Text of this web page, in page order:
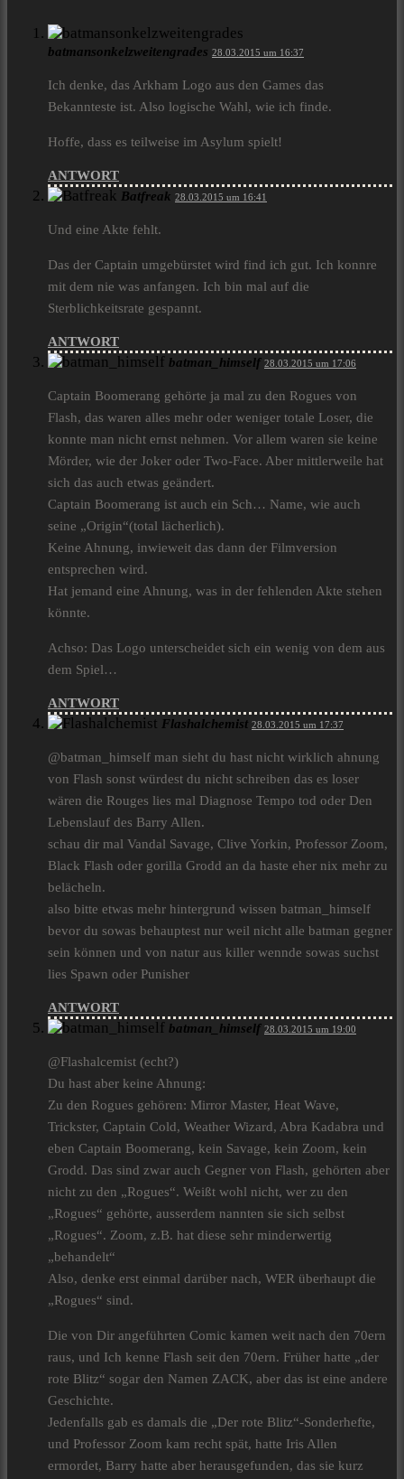
batmansonkelzweitengrades 28.03.2015 um 16:37
Ich denke, das Arkham Logo aus den Games das
Bekannteste ist. Also logische Wahl, wie ich finde.
Hoffe, dass es teilweise im Asylum spielt!
ANTWORT
Batfreak 28.03.2015 um 16:41
Und eine Akte fehlt.
Das der Captain umgebürstet wird find ich gut. Ich konnre
mit dem nie was anfangen. Ich bin mal auf die
Sterblichkeitsrate gespannt.
ANTWORT
batman_himself 28.03.2015 um 17:06
Captain Boomerang gehörte ja mal zu den Rogues von
Flash, das waren alles mehr oder weniger totale Loser, die
konnte man nicht ernst nehmen. Vor allem waren sie keine
Mörder, wie der Joker oder Two-Face. Aber mittlerweile hat
sich das auch etwas geändert.
Captain Boomerang ist auch ein Sch… Name, wie auch
seine „Origin“(total lächerlich).
Keine Ahnung, inwieweit das dann der Filmversion
entsprechen wird.
Hat jemand eine Ahnung, was in der fehlenden Akte stehen
könnte.
Achso: Das Logo unterscheidet sich ein wenig von dem aus
dem Spiel…
ANTWORT
Flashalchemist 28.03.2015 um 17:37
@batman_himself man sieht du hast nicht wirklich ahnung
von Flash sonst würdest du nicht schreiben das es loser
wären die Rouges lies mal Diagnose Tempo tod oder Den
Lebenslauf des Barry Allen.
schau dir mal Vandal Savage, Clive Yorkin, Professor Zoom,
Black Flash oder gorilla Grodd an da haste eher nix mehr zu
belächeln.
also bitte etwas mehr hintergrund wissen batman_himself
bevor du sowas behauptest nur weil nicht alle batman gegner
sein können und von natur aus killer wennde sowas suchst
lies Spawn oder Punisher
ANTWORT
batman_himself 28.03.2015 um 19:00
@Flashalcemist (echt?)
Du hast aber keine Ahnung:
Zu den Rogues gehören: Mirror Master, Heat Wave,
Trickster, Captain Cold, Weather Wizard, Abra Kadabra und
eben Captain Boomerang, kein Savage, kein Zoom, kein
Grodd. Das sind zwar auch Gegner von Flash, gehörten aber
nicht zu den „Rogues“. Weißt wohl nicht, wer zu den
„Rogues“ gehörte, ausserdem nannten sie sich selbst
„Rogues“. Zoom, z.B. hat diese sehr minderwertig
„behandelt“
Also, denke erst einmal darüber nach, WER überhaupt die
„Rogues“ sind.
Die von Dir angeführten Comic kamen weit nach den 70ern
raus, und Ich kenne Flash seit den 70ern. Früher hatte „der
rote Blitz“ sogar den Namen ZACK, aber das ist eine andere
Geschichte.
Jedenfalls gab es damals die „Der rote Blitz“-Sonderhefte,
und Professor Zoom kam recht spät, hatte Iris Allen
ermordet, Barry hatte aber herausgefunden, das sie kurz